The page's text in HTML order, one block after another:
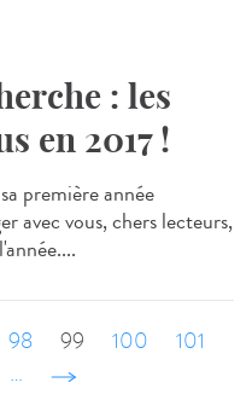
: les
en 2017 !
première année
avec vous, chers lecteurs,
98 99 100
101
… suivant ›